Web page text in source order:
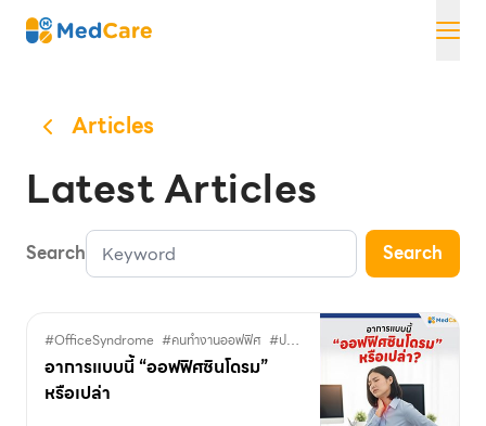
Skip
MedCare
Articles
Latest Articles
Search Search
#OfficeSyndrome #คนทำงานออฟฟิศ #ปวดคอปวดไหล่ #ปวดหลัง #ปวดไหล่เ
อาการแบบนี้ “ออฟฟิศซินโดรม”
หรือเปล่า